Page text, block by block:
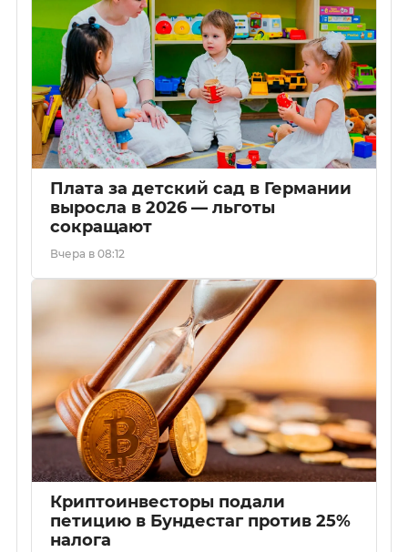
Плата за детский сад в Германии
выросла в 2026 — льготы
сокращают
Вчера в 08:12
Криптоинвесторы подали
петицию в Бундестаг против 25%
налога